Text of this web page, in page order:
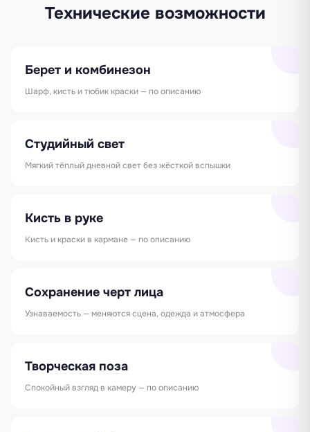
Технические возможности
Берет и комбинезон
Шарф, кисть и тюбик краски — по описанию
Студийный свет
Мягкий тёплый дневной свет без жёсткой вспышки
Кисть в руке
Кисть и краски в кармане — по описанию
Сохранение черт лица
Узнаваемость — меняются сцена, одежда и атмосфера
Творческая поза
Спокойный взгляд в камеру — по описанию